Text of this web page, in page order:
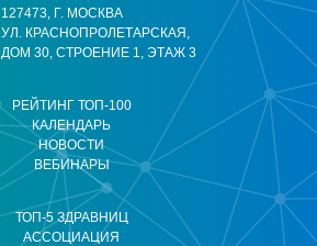
РЕЙТИНГ ТОП-100
КАЛЕНДАРЬ
НОВОСТИ
ВЕБИНАРЫ
ТОП-5 ЗДРАВНИЦ
АССОЦИАЦИЯ
127473, Г. МОСКВА
УЛ. КРАСНОПРОЛЕТАРСКАЯ,
ДОМ 30, СТРОЕНИЕ 1, ЭТАЖ 3